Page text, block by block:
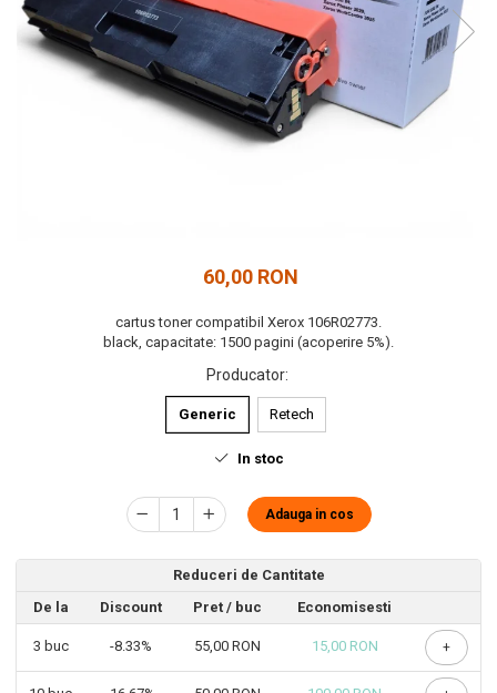
60,00 RON
cartus toner compatibil Xerox 106R02773.
black, capacitate: 1500 pagini (acoperire 5%).
Producator:
Generic Retech
In stoc
Adauga in cos
Reduceri de Cantitate
De la
Discount Pret / buc Economisesti
3 buc -8.33% 55,00 RON 15,00 RON +